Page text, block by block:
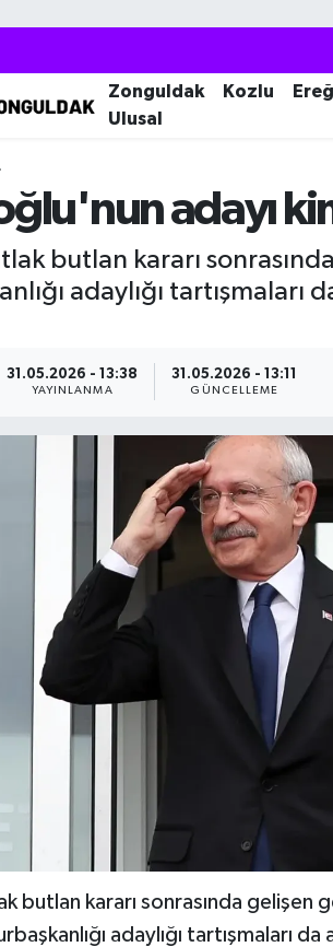
Zonguldak Kozlu
Ulusal
adayı
butlan kararı
adaylığı tartışmaları
31.05.2026 - 13:38
YAYINLANMA
31.05.2026 - 13:11
GÜNCELLEME
butlan kararı sonrasında gelişen
adaylığı tartışmaları da